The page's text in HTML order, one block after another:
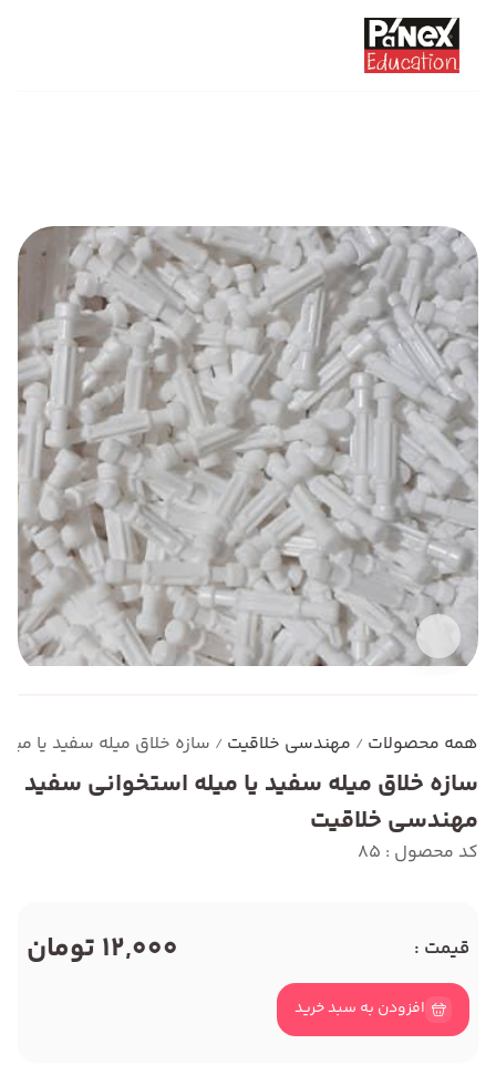
همه محصولات / مهندسی خلاقیت / سازه خلاق میله سفید یا
سازه خلاق میله سفید یا میله استخوانی سفید
مهندسی خلاقیت
کد محصول : 85
قیمت : 12,000 تومان
افزودن به سبد خرید